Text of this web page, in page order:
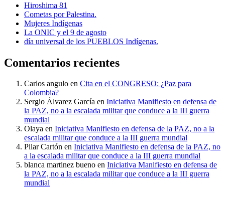
Hiroshima 81
Cometas por Palestina.
Mujeres Indígenas
La ONIC y el 9 de agosto
día universal de los PUEBLOS Indígenas.
Comentarios recientes
Carlos angulo en Cita en el CONGRESO: ¿Paz para
Colombia?
Sergio Álvarez García en Iniciativa Manifiesto en defensa de
la PAZ, no a la escalada militar que conduce a la III guerra
mundial
Olaya en Iniciativa Manifiesto en defensa de la PAZ, no a la
escalada militar que conduce a la III guerra mundial
Pilar Cartón en Iniciativa Manifiesto en defensa de la PAZ, no
a la escalada militar que conduce a la III guerra mundial
blanca martinez bueno en Iniciativa Manifiesto en defensa de
la PAZ, no a la escalada militar que conduce a la III guerra
mundial